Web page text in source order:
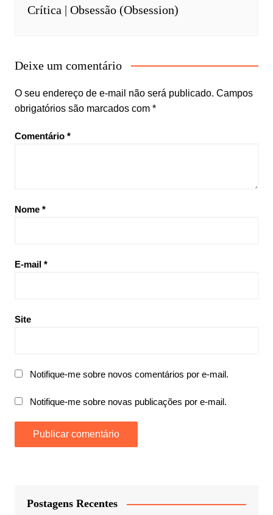
Crítica | Obsessão (Obsession)
Deixe um comentário
O seu endereço de e-mail não será publicado. Campos
obrigatórios são marcados com *
Comentário *
Nome *
E-mail *
Site
Notifique-me sobre novos comentários por e-mail.
Notifique-me sobre novas publicações por e-mail.
Postagens Recentes